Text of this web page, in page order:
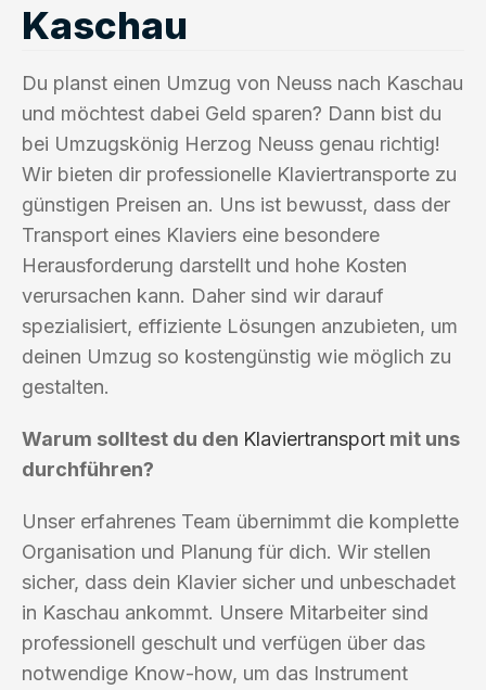
Kaschau
Du planst einen Umzug von Neuss nach Kaschau
und möchtest dabei Geld sparen? Dann bist du
bei Umzugskönig Herzog Neuss genau richtig!
Wir bieten dir professionelle Klaviertransporte zu
günstigen Preisen an. Uns ist bewusst, dass der
Transport eines Klaviers eine besondere
Herausforderung darstellt und hohe Kosten
verursachen kann. Daher sind wir darauf
spezialisiert, effiziente Lösungen anzubieten, um
deinen Umzug so kostengünstig wie möglich zu
gestalten.
Warum solltest du den Klaviertransport mit uns
durchführen?
Unser erfahrenes Team übernimmt die komplette
Organisation und Planung für dich. Wir stellen
sicher, dass dein Klavier sicher und unbeschadet
in Kaschau ankommt. Unsere Mitarbeiter sind
professionell geschult und verfügen über das
notwendige Know-how, um das Instrument